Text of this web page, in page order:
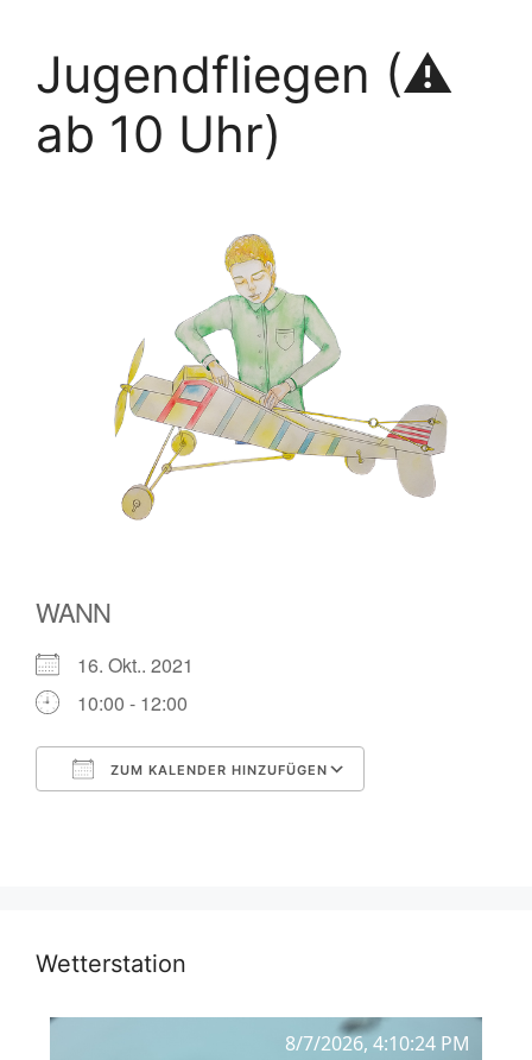
Jugendfliegen (⚠
ab 10 Uhr)
WANN
16. Okt.. 2021
10:00 - 12:00
ZUM KALENDER HINZUFÜGEN
Wetterstation